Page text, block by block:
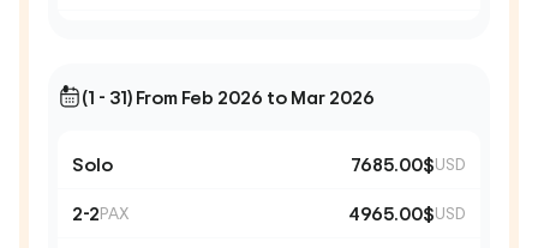
(1 - 31) From Feb 2026 to Mar 2026
Solo 7685.00$USD
2-2PAX 4965.00$USD